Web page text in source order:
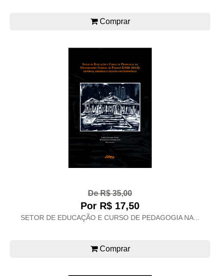
Comprar
De R$ 35,00
Por R$ 17,50
SETOR DE EDUCAÇÃO E CURSO DE PEDAGOGIA NA...
Comprar